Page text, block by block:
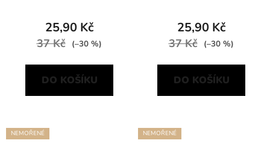
25,90 Kč
37 Kč (–30 %)
DO KOŠÍKU
25,90 Kč
37 Kč (–30 %)
DO KOŠÍKU
NEMOŘENÉ NEMOŘENÉ